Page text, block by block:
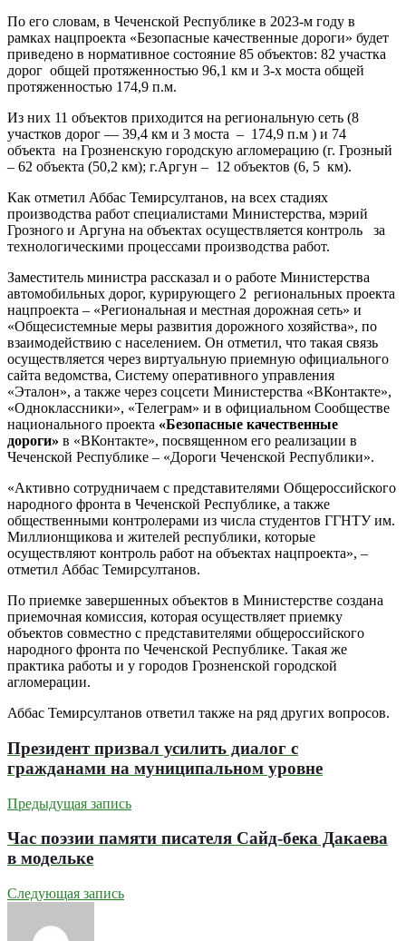
По его словам, в Чеченской Республике в 2023-м году в
рамках нацпроекта «Безопасные качественные дороги» будет
приведено в нормативное состояние 85 объектов: 82 участка
дорог общей протяженностью 96,1 км и 3-х моста общей
протяженностью 174,9 п.м.
Из них 11 объектов приходится на региональную сеть (8
участков дорог — 39,4 км и 3 моста – 174,9 п.м ) и 74
объекта на Грозненскую городскую агломерацию (г. Грозный
– 62 объекта (50,2 км); г.Аргун – 12 объектов (6, 5 км).
Как отметил Аббас Темирсултанов, на всех стадиях
производства работ специалистами Министерства, мэрий
Грозного и Аргуна на объектах осуществляется контроль за
технологическими процессами производства работ.
Заместитель министра рассказал и о работе Министерства
автомобильных дорог, курирующего 2 региональных проекта
нацпроекта – «Региональная и местная дорожная сеть» и
«Общесистемные меры развития дорожного хозяйства», по
взаимодействию с населением. Он отметил, что такая связь
осуществляется через виртуальную приемную официального
сайта ведомства, Систему оперативного управления
«Эталон», а также через соцсети Министерства «ВКонтакте»,
«Одноклассники», «Телеграм» и в официальном Сообществе
национального проекта «Безопасные качественные
дороги» в «ВКонтакте», посвященном его реализации в
Чеченской Республике – «Дороги Чеченской Республики».
«Активно сотрудничаем с представителями Общероссийского
народного фронта в Чеченской Республике, а также
общественными контролерами из числа студентов ГГНТУ им.
Миллионщикова и жителей республики, которые
осуществляют контроль работ на объектах нацпроекта», –
отметил Аббас Темирсултанов.
По приемке завершенных объектов в Министерстве создана
приемочная комиссия, которая осуществляет приемку
объектов совместно с представителями общероссийского
народного фронта по Чеченской Республике. Такая же
практика работы и у городов Грозненской городской
агломерации.
Аббас Темирсултанов ответил также на ряд других вопросов.
Президент призвал усилить диалог с
гражданами на муниципальном уровне
Предыдущая запись
Час поэзии памяти писателя Сайд-бека Дакаева
в модельке
Следующая запись